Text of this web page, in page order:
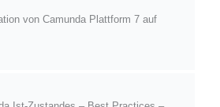
von Camunda Plattform 7 auf